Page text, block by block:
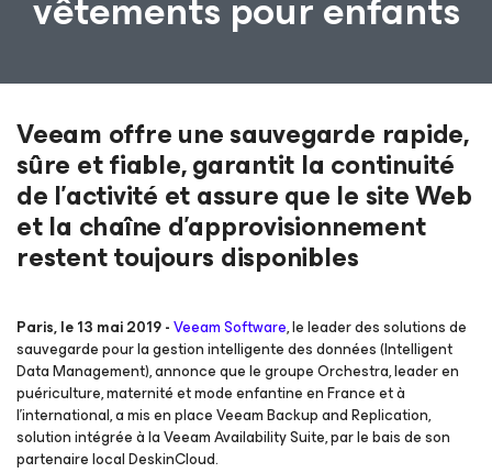
Veeam offre une sauvegarde rapide,
sûre et fiable, garantit la continuité
de l'activité et assure que le site Web
et la chaîne d’approvisionnement
restent toujours disponibles
Paris, le 13 mai 2019 -Veeam Software, le leader des solutions de
sauvegarde pour la gestion intelligente des données (Intelligent
Data Management), annonce que le groupe Orchestra, leader en
puériculture, maternité et mode enfantine en France et à
l’international, a mis en place Veeam Backup and Replication,
solution intégrée à la Veeam Availability Suite, par le bais de son
partenaire local DeskinCloud.